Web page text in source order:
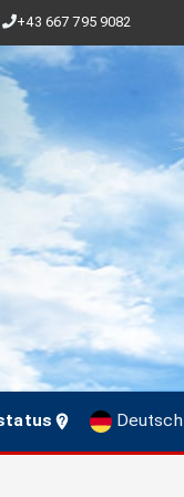
+43 667 795 9082
Deutsch